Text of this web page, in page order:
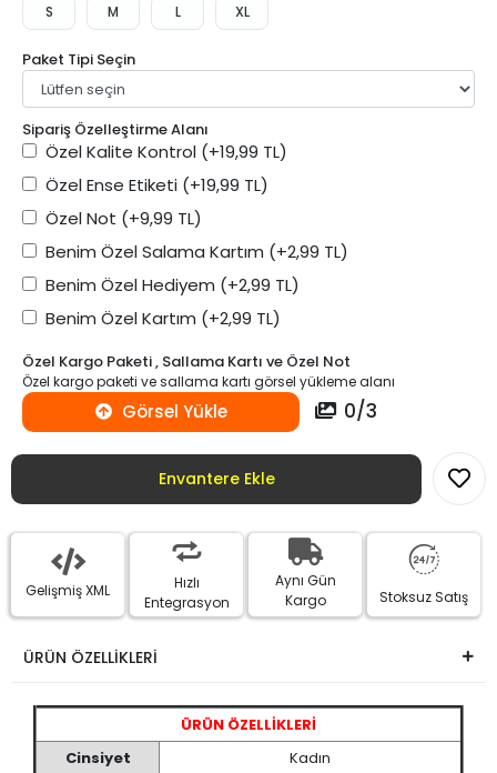
S M L XL
Paket Tipi Seçin
Sipariş Özelleştirme Alanı
Özel Kalite Kontrol (+19,99 TL)
Özel Ense Etiketi (+19,99 TL)
Özel Not (+9,99 TL)
Benim Özel Salama Kartım (+2,99 TL)
Benim Özel Hediyem (+2,99 TL)
Benim Özel Kartım (+2,99 TL)
Özel Kargo Paketi , Sallama Kartı ve Özel Not
Özel kargo paketi ve sallama kartı görsel yükleme alanı
Görsel Yükle 0/3
Envantere Ekle
Gelişmiş XML
Hızlı
Entegrasyon
Aynı Gün
Kargo
Stoksuz Satış
ÜRÜN ÖZELLİKLERİ
ÜRÜN ÖZELLİKLERİ
Cinsiyet
Kadın